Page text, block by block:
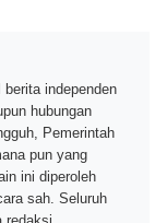
berita independen
hubungan
Pemerintah
pun yang
ini diperoleh
sah. Seluruh